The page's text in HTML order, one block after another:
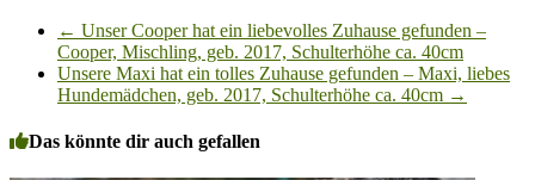
← Unser Cooper hat ein liebevolles Zuhause gefunden –
Cooper, Mischling, geb. 2017, Schulterhöhe ca. 40cm
Unsere Maxi hat ein tolles Zuhause gefunden – Maxi, liebes
Hundemädchen, geb. 2017, Schulterhöhe ca. 40cm →
Das könnte dir auch gefallen